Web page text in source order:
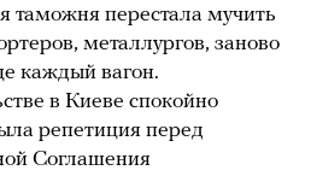
таможня перестала мучить
металлургов, заново
каждый вагон.
в Киеве спокойно
репетиция перед
Соглашения